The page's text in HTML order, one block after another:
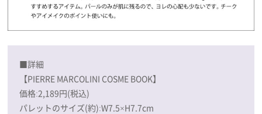
■詳細
【PIERRE MARCOLINI COSME BOOK】
価格:2,189円(税込)
パレットのサイズ(約):W7.5×H7.7cm